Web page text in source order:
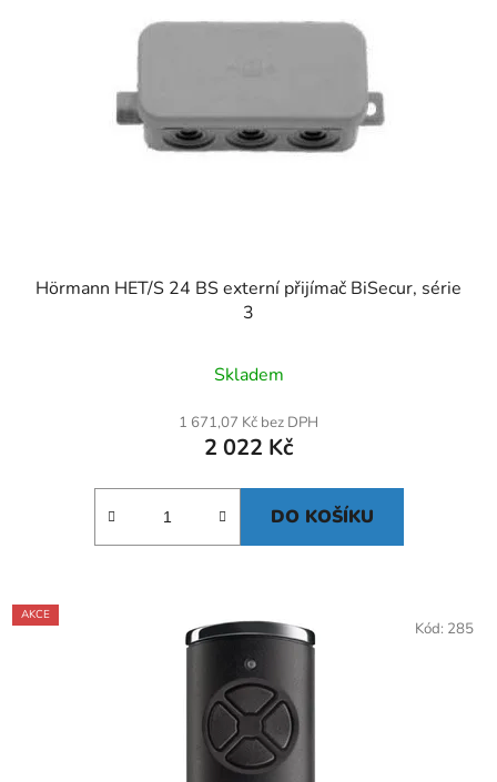
Hörmann HET/S 24 BS externí přijímač BiSecur, série
3
Skladem
1 671,07 Kč bez DPH
2 022 Kč
DO KOŠÍKU
AKCE
Kód: 285